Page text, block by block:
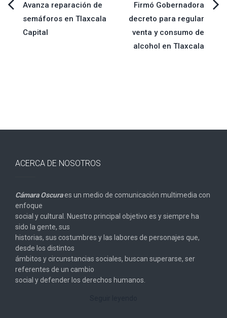
Navegación
de
Avanza reparación de
semáforos en Tlaxcala
Capital
Firmó Gobernadora
decreto para regular
venta y consumo de
alcohol en Tlaxcala
ACERCA DE NOSOTROS
Cámara Oscuraes un medio de comunicación multimedia con
enfoque
social y cultural. Nuestro principal objetivo es y siempre ha
sido la gente, sus
historias, sus costumbres y las labores de personajes que,
desde los distintos
ámbitos y circunstancias sociales, buscan superarse, ser
referentes de un cambio
social y defender los derechos humanos.